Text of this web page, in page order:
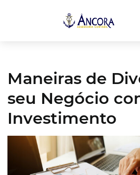
Maneiras de
seu Negócio
Investimento